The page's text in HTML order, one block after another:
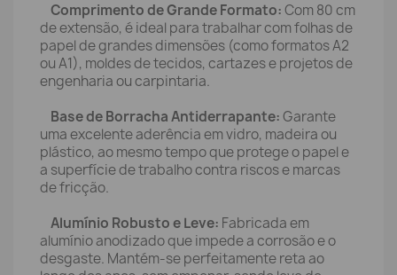
Comprimento de Grande Formato:Com 80 cm
de extensão, é ideal para trabalhar com folhas de
papel de grandes dimensões (como formatos A2
ou A1), moldes de tecidos, cartazes e projetos de
engenharia ou carpintaria.
Base de Borracha Antiderrapante:Garante
uma excelente aderência em vidro, madeira ou
plástico, ao mesmo tempo que protege o papel e
a superfície de trabalho contra riscos e marcas
de fricção.
Alumínio Robusto e Leve: Fabricada em
alumínio anodizado que impede a corrosão e o
desgaste. Mantém-se perfeitamente reta ao